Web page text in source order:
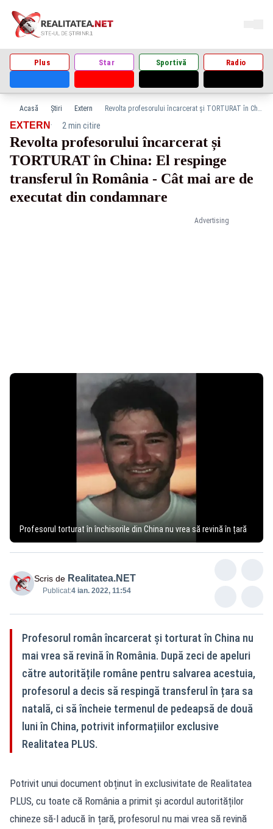
Plus Star Sportivă Radio
Acasă Știri Extern Revolta profesorului încarcerat și TORTURAT în China: El respinge transferul în România - Cât mai are de executat din condamnare
Advertising
EXTERN · 2 min citire
Revolta profesorului încarcerat și
TORTURAT în China: El respinge
transferul în România - Cât mai are de
executat din condamnare
Profesorul torturat în închisorile din China nu vrea să revină în țară
Scris de Realitatea.NET
Publicat:4 ian. 2022, 11:54
Profesorul român încarcerat și torturat în China nu
mai vrea să revină în România. După zeci de apeluri
către autoritățile române pentru salvarea acestuia,
profesorul a decis să respingă transferul în țara sa
natală, ci să încheie termenul de pedeapsă de două
luni în China, potrivit informațiilor exclusive
Realitatea PLUS.
Potrivit unui document obținut în exclusivitate de Realitatea
PLUS, cu toate că România a primit și acordul autorităților
chineze să-l aducă în țară, profesorul nu mai vrea să revină